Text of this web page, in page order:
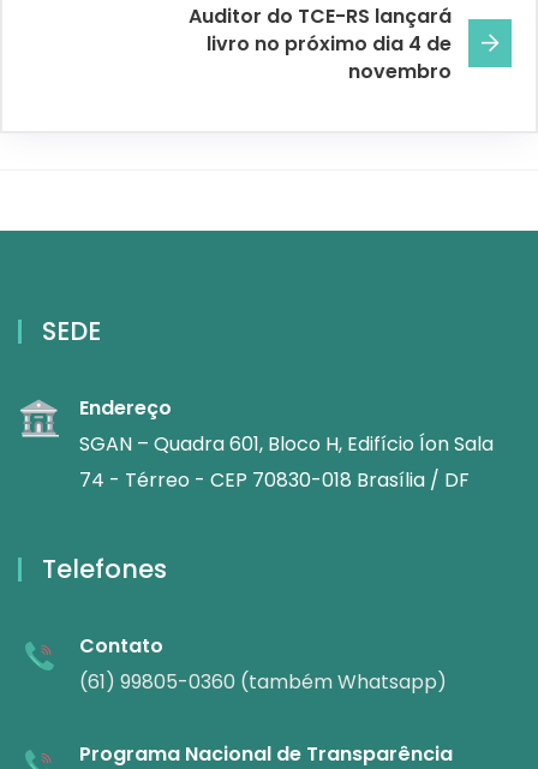
Auditor do TCE-RS lançará
livro no próximo dia 4 de
novembro
SEDE
Endereço
SGAN – Quadra 601, Bloco H, Edifício Íon Sala
74 - Térreo - CEP 70830-018 Brasília / DF
Telefones
Contato
(61) 99805-0360 (também Whatsapp)
Programa Nacional de Transparência